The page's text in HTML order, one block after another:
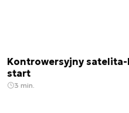
Kontrowersyjny
start
3 min.